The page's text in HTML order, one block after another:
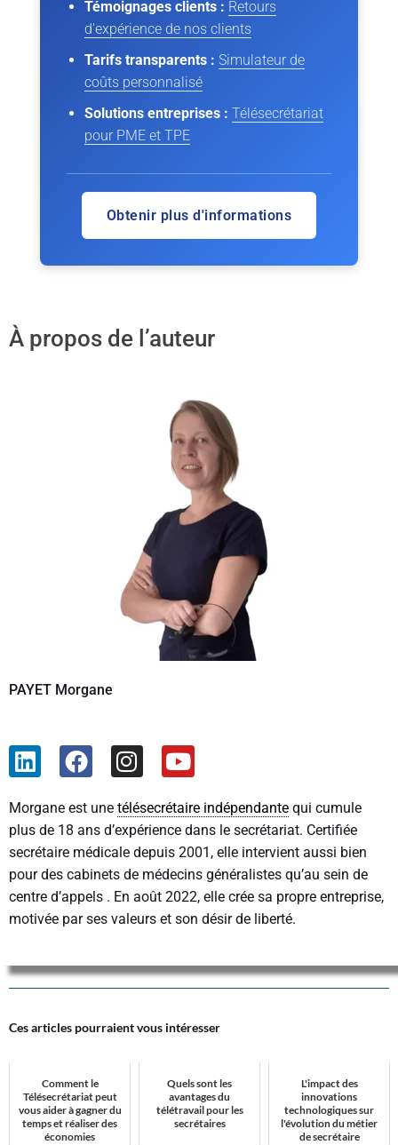
Témoignages clients : Retours
d'expérience de nos clients
Tarifs transparents : Simulateur de
coûts personnalisé
Solutions entreprises : Télésecrétariat
pour PME et TPE
Obtenir plus d'informations
À propos de l’auteur
PAYET Morgane
Morgane est une télésecrétaire indépendante qui cumule
plus de 18 ans d’expérience dans le secrétariat. Certifiée
secrétaire médicale depuis 2001, elle intervient aussi bien
pour des cabinets de médecins généralistes qu’au sein de
centre d’appels . En août 2022, elle crée sa propre entreprise,
motivée par ses valeurs et son désir de liberté.
Ces articles pourraient vous intéresser
Comment le
Télésecrétariat peut
vous aider à gagner du
temps et réaliser des
économies
Quels sont les
avantages du
télétravail pour les
secrétaires
L'impact des
innovations
technologiques sur
l'évolution du métier
de secrétaire